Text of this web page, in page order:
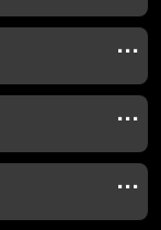
...
...
...